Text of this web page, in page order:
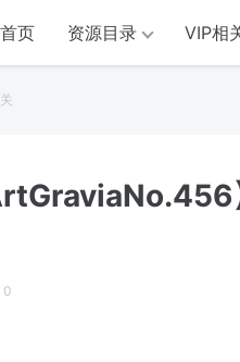
首页 资源目录 VIP相
】
0